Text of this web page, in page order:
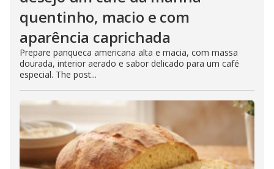
quentinho, macio e com
aparência caprichada
Prepare panqueca americana alta e macia, com massa
dourada, interior aerado e sabor delicado para um café
especial. The post...